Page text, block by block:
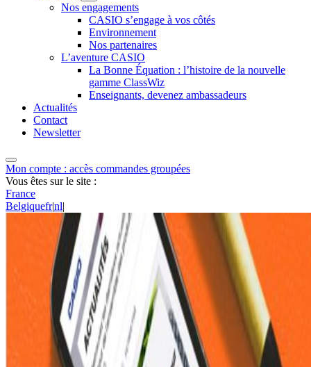
Nos engagements
CASIO s’engage à vos côtés
Environnement
Nos partenaires
L’aventure CASIO
La Bonne Équation : l’histoire de la nouvelle
gamme ClassWiz
Enseignants, devenez ambassadeurs
Actualités
Contact
Newsletter
Mon compte : accès commandes groupées
Vous êtes sur le site :
France
Belgiquefr|nl|